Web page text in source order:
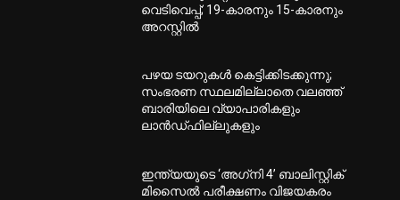
വെടിവെപ്പ്; 19-കാരനും 15-കാരനും
അറസ്റ്റിൽ
പഴയ ടയറുകള്‍ കെട്ടിക്കിടക്കുന്നു;
സംഭരണ സ്ഥലമില്ലാതെ വലഞ്ഞ്
ബാരിയിലെ വ്യാപാരികളും
ലാന്‍ഡ്ഫില്ലുകളും
ഇന്ത്യയുടെ ‘അഗ്‌നി 4’ ബാലിസ്റ്റിക്
മിസൈല്‍ പരീക്ഷണം വിജയകരം